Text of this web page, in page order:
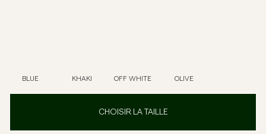
T-shirts
Sous-vêtements
BLUE KHAKI OFF WHITE OLIVE
CHOISIR LA TAILLE